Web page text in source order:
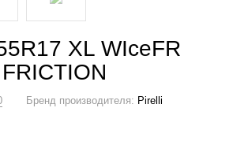
XL WIceFR
Бренд производителя: Pirelli